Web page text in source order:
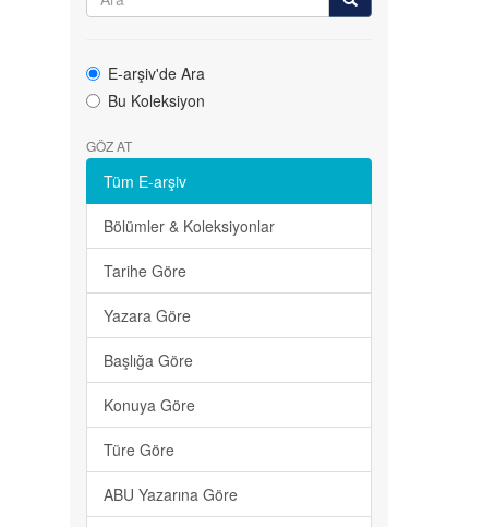
E-arşiv'de Ara
Bu Koleksiyon
GÖZ AT
Tüm E-arşiv
Bölümler & Koleksiyonlar
Tarihe Göre
Yazara Göre
Başlığa Göre
Konuya Göre
Türe Göre
ABU Yazarına Göre